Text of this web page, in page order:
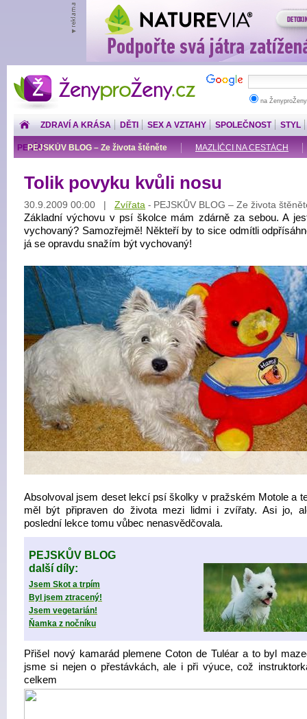
ŽenyproŽeny.cz
na
ZDRAVÍ A KRÁSA DĚTI SEX A VZTAHY SPOLEČNOST STYL
PEJSKŮV BLOG – Ze života štěněte MAZLÍČCI NA CESTÁCH
PENÍZE
Tolik povyku kvůli nosu
30.9.2009 00:00 | Zvířata - PEJSKŮV BLOG – Ze života
Základní výchovu v psí školce mám zdárně za sebou. A
vychovaný? Samozřejmě! Někteří by to sice odmítli
já se opravdu snažím být vychovaný!
Absolvoval jsem deset lekcí psí školky v pražském Motole a
měl být připraven do života mezi lidmi i zvířaty. Asi jo,
poslední lekce tomu vůbec nenasvědčovala.
PEJSKŮV BLOG
další díly:
Jsem Skot a trpím
Byl jsem ztracený!
Jsem vegetarián!
Ňamka z nočníku
Přišel nový kamarád plemene Coton de Tuléar a to byl
jsme si nejen o přestávkách, ale i při výuce, což
celkem